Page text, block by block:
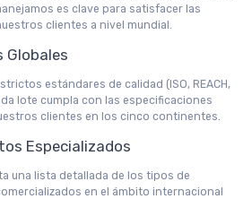
es clave para satisfacer las
clientes a nivel mundial.
Globales
estándares de calidad (ISO, REACH,
lote cumpla con las especificaciones
clientes en los cinco continentes.
Especializados
una lista detallada de los tipos de
en el ámbito internacional